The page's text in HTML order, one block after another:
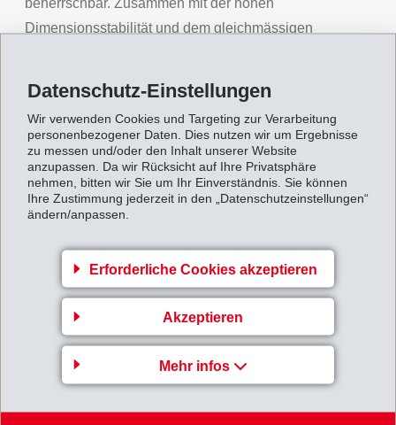
Datenschutz-Einstellungen
Wir verwenden Cookies und Targeting zur Verarbeitung
personenbezogener Daten. Dies nutzen wir um Ergebnisse
zu messen und/oder den Inhalt unserer Website
anzupassen. Da wir Rücksicht auf Ihre Privatsphäre
nehmen, bitten wir Sie um Ihr Einverständnis. Sie können
Ihre Zustimmung jederzeit in den „Datenschutzeinstellungen“
ändern/anpassen.
Erforderliche Cookies akzeptieren
Akzeptieren
Mehr infos
beherrschbar. Zusammen mit der hohen
Dimensionsstabilität und dem gleichmässigen
Serieneinsatz.
Grivory GVX ermöglicht innovatives
Design
Die Hightech-Gehhilfe von GANYMED besticht durch
ein elegantes und graziles Design. Gezielt wurden
auftauchen. Die Umsetzung dieses Designs war nur
mit Grivory GVX realisierbar: Hohe Steifigkeit und
Querfestigkeit, geringe Verzugsneigung und sehr gutes
Fliessverhalten machten die filigrane und trotzdem
robuste GANYMED-Gehhilfe überhaupt erst möglich.
Diese gelungene Symbiose aus Design und Material